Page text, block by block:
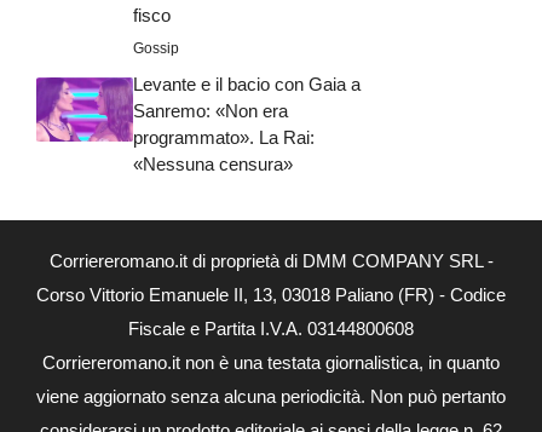
fisco
Gossip
Levante e il bacio con Gaia a
Sanremo: «Non era
programmato». La Rai:
«Nessuna censura»
Corriereromano.it di proprietà di DMM COMPANY SRL -
Corso Vittorio Emanuele II, 13, 03018 Paliano (FR) - Codice
Fiscale e Partita I.V.A. 03144800608
Corriereromano.it non è una testata giornalistica, in quanto
viene aggiornato senza alcuna periodicità. Non può pertanto